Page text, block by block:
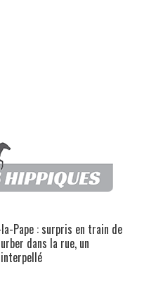
Pape : surpris en train de
dans la rue, un